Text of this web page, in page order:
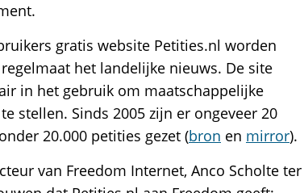
gratis website Petities.nl worden
het landelijke nieuws. De site
in het gebruik om maatschappelijke
stellen. Sinds 2005 zijn er ongeveer 20
20.000 petities gezet (bron en mirror).
van Freedom Internet, Anco Scholte ter